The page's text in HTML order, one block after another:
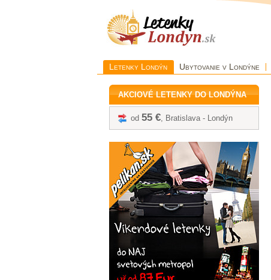
Letenky Londýn Ubytovanie v Londýne
AKCIOVÉ LETENKY DO LONDÝNA
od 55 €, Bratislava - Londýn